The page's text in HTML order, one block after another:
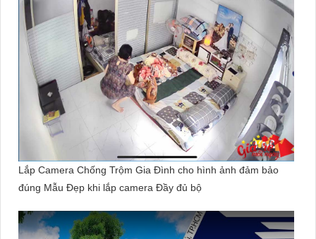
Lắp Camera Chống Trộm Gia Đình cho hình ảnh đảm bảo
đúng Mẫu Đẹp khi lắp camera Đầy đủ bộ